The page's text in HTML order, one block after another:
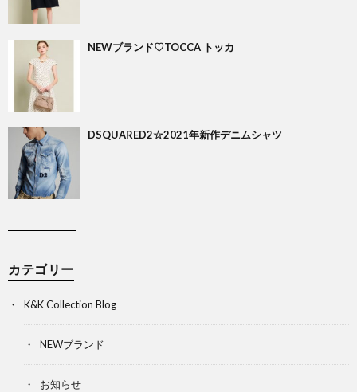
NEWブランド♡TOCCA トッカ
DSQUARED2☆2021年新作デニムシャツ
カテゴリー
K&K Collection Blog
NEWブランド
お知らせ